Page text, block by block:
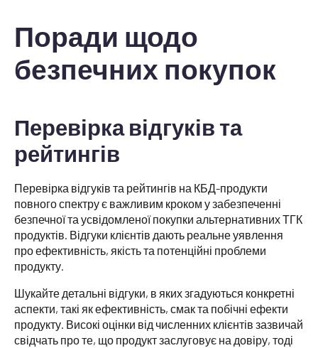
Поради щодо
безпечних покупок
Перевірка відгуків та
рейтингів
Перевірка відгуків та рейтингів на КБД-продукти
повного спектру є важливим кроком у забезпеченні
безпечної та усвідомленої покупки альтернативних ТГК
продуктів. Відгуки клієнтів дають реальне уявлення
про ефективність, якість та потенційні проблеми
продукту.
Шукайте детальні відгуки, в яких згадуються конкретні
аспекти, такі як ефективність, смак та побічні ефекти
продукту. Високі оцінки від численних клієнтів зазвичай
свідчать про те, що продукт заслуговує на довіру, тоді